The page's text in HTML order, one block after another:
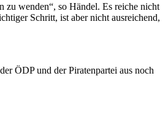
zu wenden“, so Händel. Es reiche nicht
Schritt, ist aber nicht ausreichend,
ÖDP und der Piratenpartei aus noch